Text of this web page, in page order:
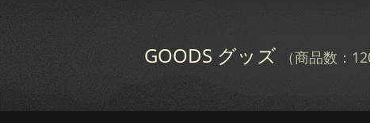
GOODS グッズ （商品数：